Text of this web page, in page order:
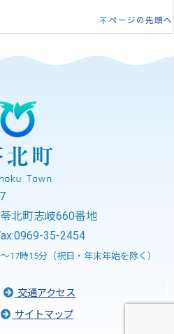
ページの先頭へ
北町志岐660番地
35-2454
時15分（祝日・年末年始を除く）
交通アクセス
サイトマップ